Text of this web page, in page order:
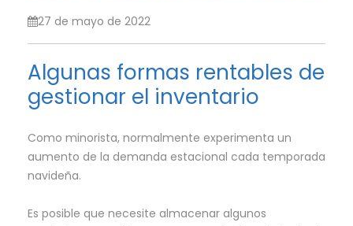
27 de mayo de 2022
Algunas formas rentables de
gestionar el inventario
Como minorista, normalmente experimenta un
aumento de la demanda estacional cada temporada
navideña.
Es posible que necesite almacenar algunos